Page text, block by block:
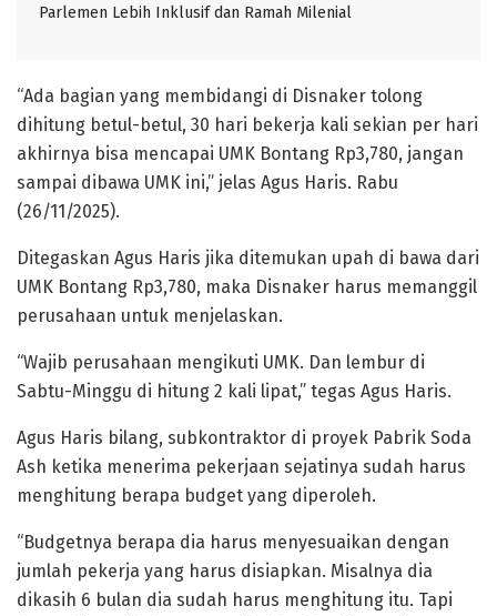
Parlemen Lebih Inklusif dan Ramah Milenial
“Ada bagian yang membidangi di Disnaker tolong
dihitung betul-betul, 30 hari bekerja kali sekian per hari
akhirnya bisa mencapai UMK Bontang Rp3,780, jangan
sampai dibawa UMK ini,” jelas Agus Haris. Rabu
(26/11/2025).
Ditegaskan Agus Haris jika ditemukan upah di bawa dari
UMK Bontang Rp3,780, maka Disnaker harus memanggil
perusahaan untuk menjelaskan.
“Wajib perusahaan mengikuti UMK. Dan lembur di
Sabtu-Minggu di hitung 2 kali lipat,” tegas Agus Haris.
Agus Haris bilang, subkontraktor di proyek Pabrik Soda
Ash ketika menerima pekerjaan sejatinya sudah harus
menghitung berapa budget yang diperoleh.
“Budgetnya berapa dia harus menyesuaikan dengan
jumlah pekerja yang harus disiapkan. Misalnya dia
dikasih 6 bulan dia sudah harus menghitung itu. Tapi